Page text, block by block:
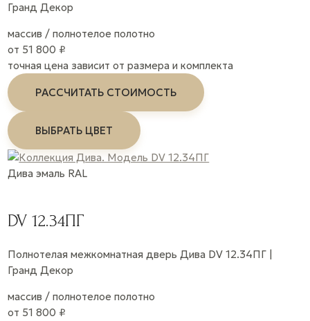
Гранд Декор
массив / полнотелое полотно
от 51 800 ₽
точная цена зависит от размера и комплекта
РАССЧИТАТЬ СТОИМОСТЬ
ВЫБРАТЬ ЦВЕТ
Дива эмаль RAL
DV 12.34ПГ
Полнотелая межкомнатная дверь Дива DV 12.34ПГ |
Гранд Декор
массив / полнотелое полотно
от 51 800 ₽